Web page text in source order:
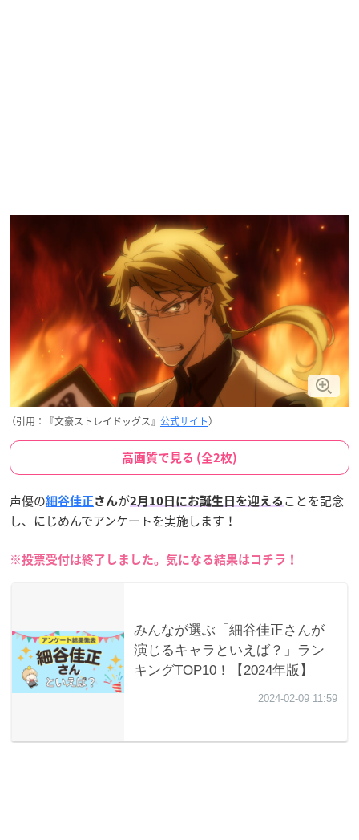
（引用：『文豪ストレイドッグス』 公式サイト）
高画質で見る (全2枚)
声優の細谷佳正 さんが2月10日にお誕生日を迎える ことを記念
し、にじめんでアンケートを実施します！
※投票受付は終了しました。気になる結果はコチラ！